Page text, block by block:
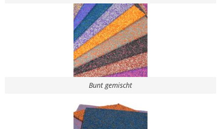
Bunt gemischt